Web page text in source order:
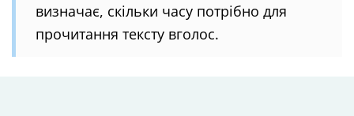
визначає, скільки часу потрібно для
прочитання тексту вголос.